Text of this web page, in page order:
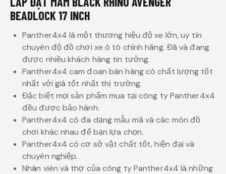
BEADLOCK 17 INCH
Panther4x4 là một thương hiệu độ xe lớn, uy tín
chuyên độ đồ chơi xe ô tô chính hãng. Đã và đang
được nhiều khách hàng tin tưởng.
Panther4x4 cam đoan bán hàng có chất lượng tốt
nhất với giá tốt nhất thị trường.
Đặc biệt mọi sản phẩm mua tại công ty Panther4x4
đều được bảo hành.
Panther4x4 có đa dạng mẫu mã và các món đồ
chơi khác nhau để bạn lựa chọn.
Panther4x4 có cơ sở vật chất tốt, hiện đại và
chuyên nghiệp.
Nhân viên và thợ của công ty Panther4x4 là những